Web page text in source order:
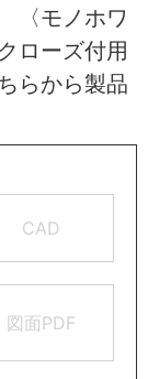
モノホワ
ーズ付用
らから製品
CAD
図面PDF